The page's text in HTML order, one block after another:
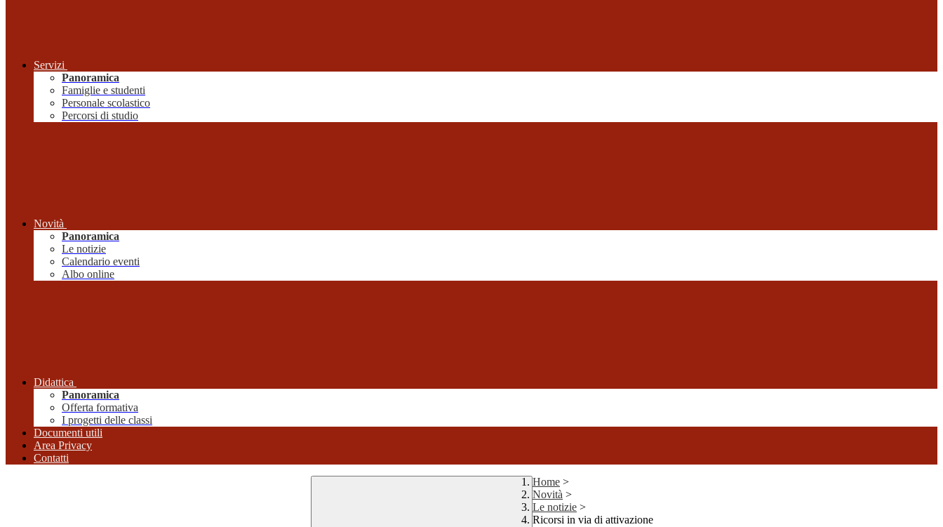
Servizi
Panoramica
Famiglie e studenti
Personale scolastico
Percorsi di studio
Novità
Panoramica
Le notizie
Calendario eventi
Albo online
Didattica
Panoramica
Offerta formativa
I progetti delle classi
Documenti utili
Area Privacy
Contatti
Home >
Novità >
Le notizie >
Ricorsi in via di attivazione